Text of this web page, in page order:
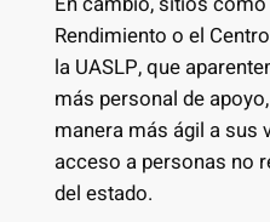
Rendimiento o el
la UASLP, que
más personal de
manera más ágil a sus
acceso a personas no
del estado.